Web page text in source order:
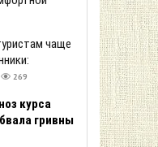
чаще
269
курса
гривны